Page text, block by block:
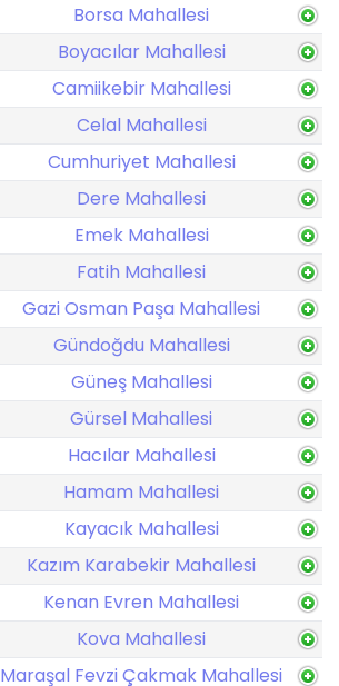
Borsa Mahallesi
Boyacılar Mahallesi
Camiikebir Mahallesi
Celal Mahallesi
Cumhuriyet Mahallesi
Dere Mahallesi
Emek Mahallesi
Fatih Mahallesi
Gazi Osman Paşa Mahallesi
Gündoğdu Mahallesi
Güneş Mahallesi
Gürsel Mahallesi
Hacılar Mahallesi
Hamam Mahallesi
Kayacık Mahallesi
Kazım Karabekir Mahallesi
Kenan Evren Mahallesi
Kova Mahallesi
Maraşal Fevzi Çakmak Mahallesi